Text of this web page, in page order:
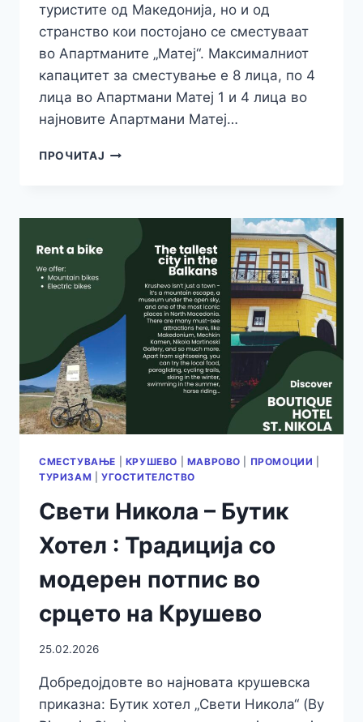
туристите од Македонија, но и од
странство кои постојано се сместуваат
во Апартманите „Матеј“. Максималниот
капацитет за сместување е 8 лица, по 4
лица во Апартмани Матеј 1 и 4 лица во
најновите Апартмани Матеј…
ПРОЧИТАЈ АПАРТМАНИ
СМЕСТУВАЊЕ КРУШЕВО МАВРОВО ПРОМОЦИИ
ТУРИЗАМ
УГОСТИТЕЛСТВО
Свети Никола – Бутик
Хотел : Традиција со
модерен потпис во
срцето на Крушево
25.02.2026
Добредојдовте во најновата крушевска
приказна: Бутик хотел „Свети Никола“ (By